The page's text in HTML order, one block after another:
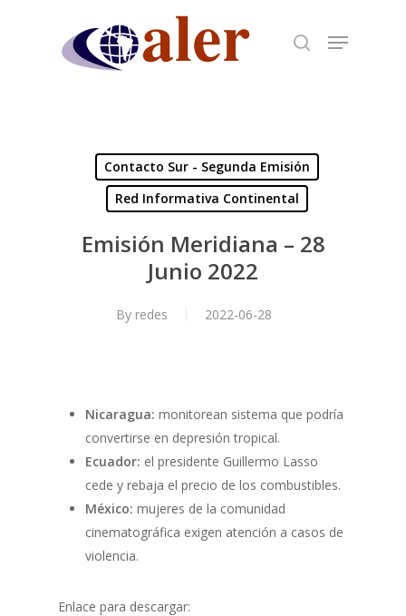
Contacto Sur - Segunda Emisión
Red Informativa Continental
Emisión Meridiana – 28
Junio 2022
By redes 2022-06-28
Nicaragua: monitorean sistema que podría
convertirse en depresión tropical.
Ecuador: el presidente Guillermo Lasso
cede y rebaja el precio de los combustibles.
México: mujeres de la comunidad
cinematográfica exigen atención a casos de
violencia.
Enlace para descargar: